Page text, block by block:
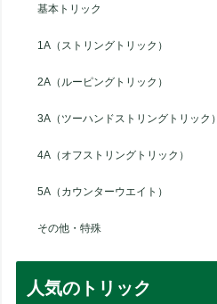
基本トリック
1A（ストリングトリック）
2A（ルーピングトリック）
3A（ツーハンドストリングトリック）
4A（オフストリングトリック）
5A（カウンターウエイト）
その他・特殊
人気のトリック